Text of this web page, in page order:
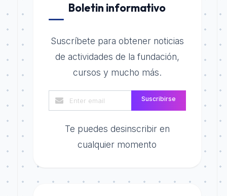
Boletin informativo
Suscríbete para obtener noticias
de actividades de la fundación,
cursos y mucho más.
Suscribirse
Te puedes desinscribir en
cualquier momento